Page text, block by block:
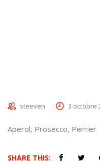
steeven 3 octobre
Aperol, Prosecco, Perrier
SHARE THIS: